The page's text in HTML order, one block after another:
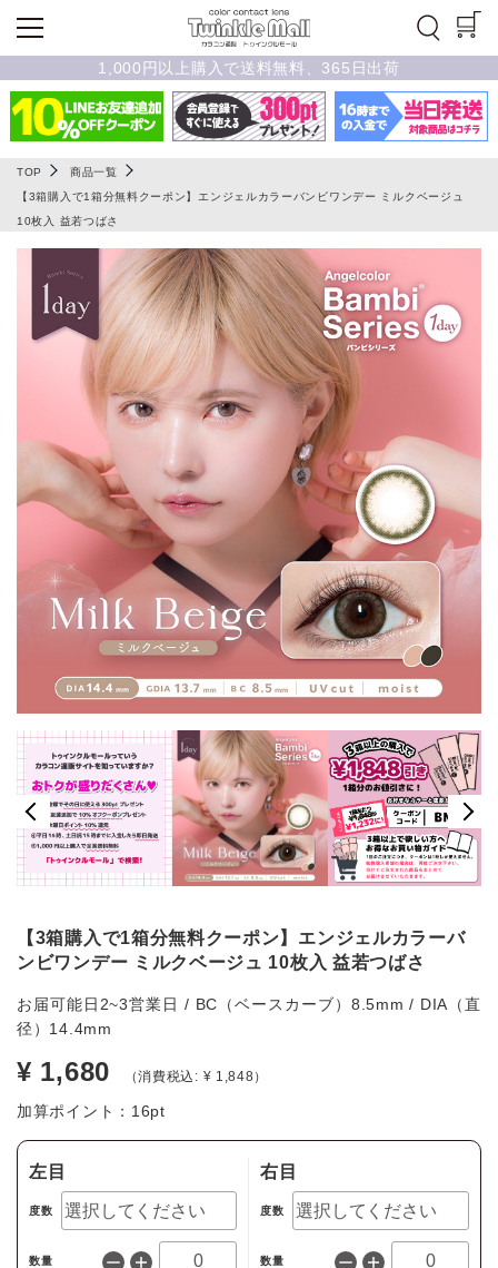
1,000円以上購入で送料無料、365日出荷
TOP
商品一覧
【3箱購入で1箱分無料クーポン】エンジェルカラーバンビワンデー ミルクベージュ
10枚入 益若つばさ
【3箱購入で1箱分無料クーポン】エンジェルカラーバ
ンビワンデー ミルクベージュ 10枚入 益若つばさ
お届可能日2~3営業日 / BC（ベースカーブ）8.5mm / DIA（直
径）14.4mm
¥ 1,680 （消費税込: ¥ 1,848）
加算ポイント： 16pt
左目
度数
数量
右目
度数
数量